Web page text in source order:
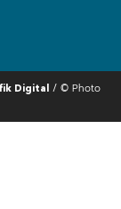
Digital / © Photo